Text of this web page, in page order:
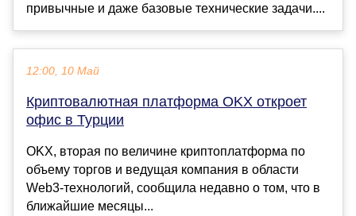
привычные и даже базовые технические задачи....
12:00, 10 Май
Криптовалютная платформа OKX откроет
офис в Турции
OKX, вторая по величине криптоплатформа по
объему торгов и ведущая компания в области
Web3-технологий, сообщила недавно о том, что в
ближайшие месяцы...